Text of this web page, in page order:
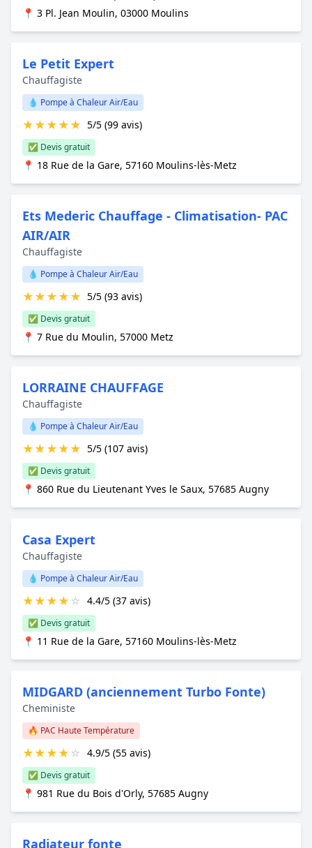
📍 3 Pl. Jean Moulin, 03000 Moulins
Le Petit Expert
Chauffagiste
💧 Pompe à Chaleur Air/Eau
★★★★★ 5/5 (99 avis)
✅ Devis gratuit
📍 18 Rue de la Gare, 57160 Moulins-lès-Metz
Ets Mederic Chauffage - Climatisation- PAC
AIR/AIR
Chauffagiste
💧 Pompe à Chaleur Air/Eau
★★★★★ 5/5 (93 avis)
✅ Devis gratuit
📍 7 Rue du Moulin, 57000 Metz
LORRAINE CHAUFFAGE
Chauffagiste
💧 Pompe à Chaleur Air/Eau
★★★★★ 5/5 (107 avis)
✅ Devis gratuit
📍 860 Rue du Lieutenant Yves le Saux, 57685 Augny
Casa Expert
Chauffagiste
💧 Pompe à Chaleur Air/Eau
★★★★☆ 4.4/5 (37 avis)
✅ Devis gratuit
📍 11 Rue de la Gare, 57160 Moulins-lès-Metz
MIDGARD (anciennement Turbo Fonte)
Cheministe
🔥 PAC Haute Température
★★★★☆ 4.9/5 (55 avis)
✅ Devis gratuit
📍 981 Rue du Bois d'Orly, 57685 Augny
Radiateur fonte